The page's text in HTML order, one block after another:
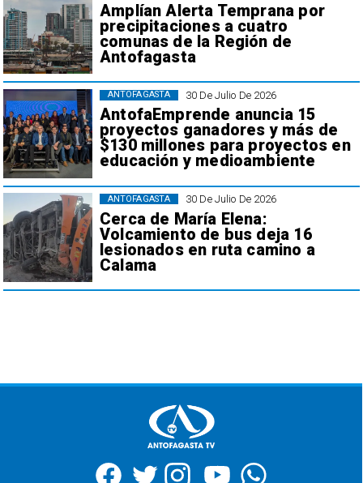
Amplían Alerta Temprana por
precipitaciones a cuatro
comunas de la Región de
Antofagasta
30 De Julio De 2026
AntofaEmprende anuncia 15
proyectos ganadores y más de
$130 millones para proyectos en
educación y medioambiente
ANTOFAGASTA
30 De Julio De 2026
Cerca de María Elena:
Volcamiento de bus deja 16
lesionados en ruta camino a
Calama
ANTOFAGASTA